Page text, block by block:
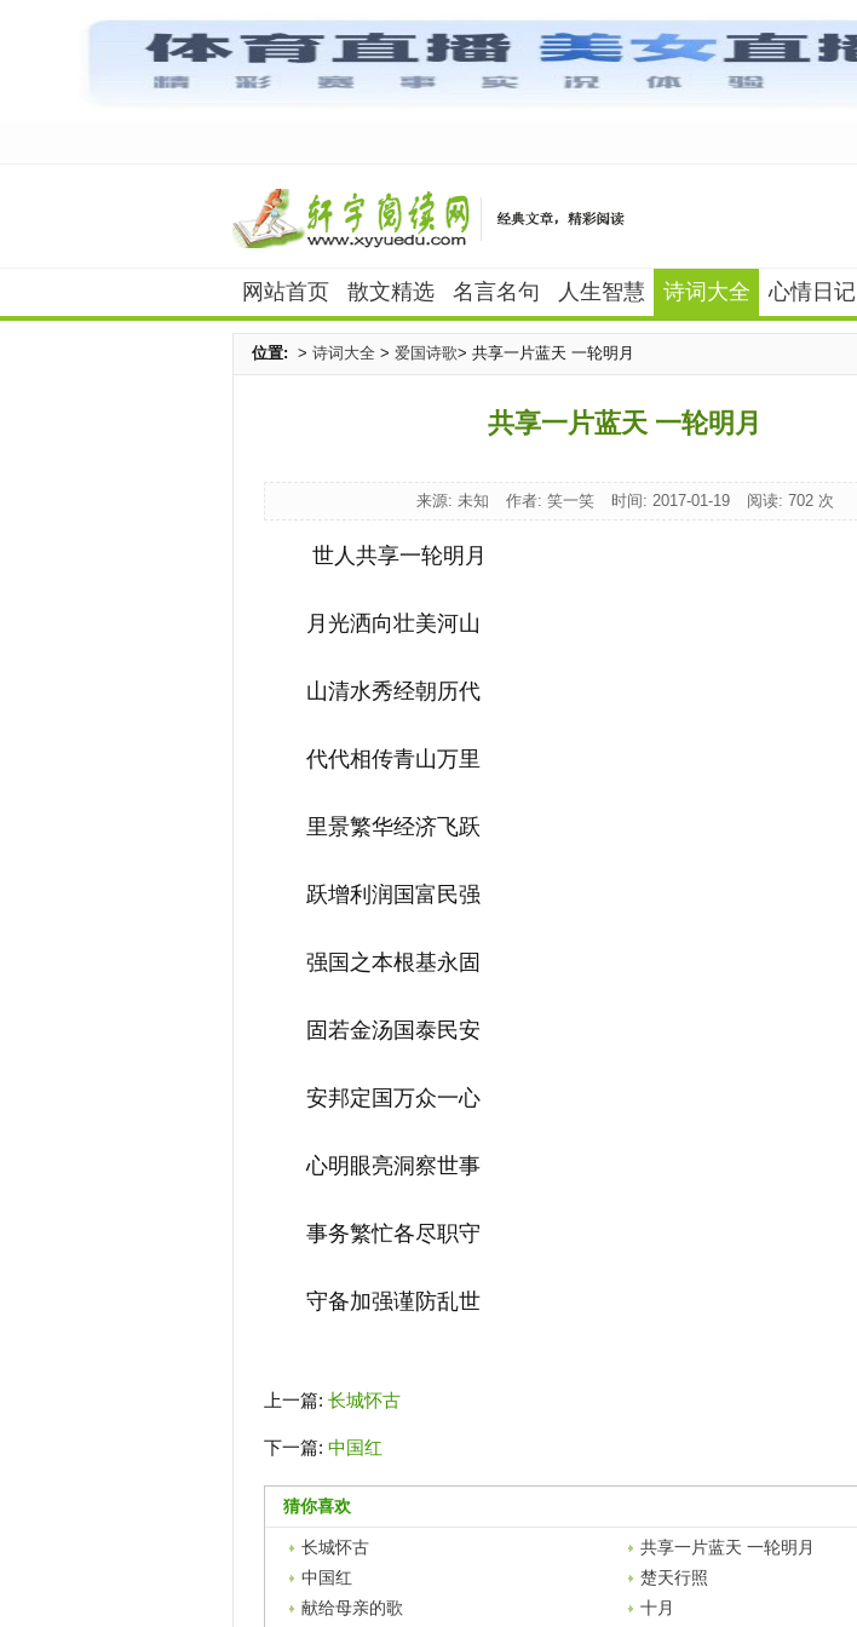
网站首页 散文精选 名言名句 人生智慧 诗词大全 心情日记
位置: > 诗词大全 > 爱国诗歌> 共享一片蓝天 一轮明月
共享一片蓝天 一轮明月
来源: 未知 作者: 笑一笑 时间: 2017-01-19 阅读: 702 次
世人共享一轮明月
月光洒向壮美河山
山清水秀经朝历代
代代相传青山万里
里景繁华经济飞跃
跃增利润国富民强
强国之本根基永固
固若金汤国泰民安
安邦定国万众一心
心明眼亮洞察世事
事务繁忙各尽职守
守备加强谨防乱世
上一篇: 长城怀古
下一篇: 中国红
猜你喜欢
长城怀古
共享一片蓝天 一轮明月
中国红
楚天行照
献给母亲的歌
十月